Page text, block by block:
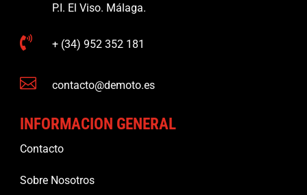
P.I. El Viso. Málaga.
 + (34) 952 352 181
 contacto@demoto.es
INFORMACION GENERAL
Contacto
Sobre Nosotros